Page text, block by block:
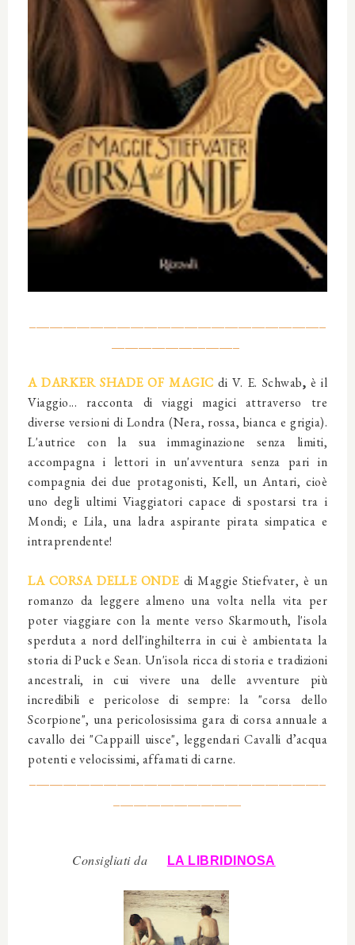
A DARKER SHADE OF MAGIC di V. E. Schwab, è il
Viaggio... racconta di viaggi magici attraverso tre
diverse versioni di Londra (Nera, rossa, bianca e grigia).
L'autrice con la sua immaginazione senza limiti,
accompagna i lettori in un'avventura senza pari in
compagnia dei due protagonisti, Kell, un Antari, cioè
uno degli ultimi Viaggiatori capace di spostarsi tra i
Mondi; e Lila, una ladra aspirante pirata simpatica e
intraprendente!
LA CORSA DELLE ONDEdi Maggie Stiefvater, è un
romanzo da leggere almeno una volta nella vita per
poter viaggiare con la mente verso Skarmouth, l'isola
sperduta a nord dell'inghilterra in cui è ambientata la
storia di Puck e Sean. Un'isola ricca di storia e tradizioni
ancestrali, in cui vivere una delle avventure più
incredibili e pericolose di sempre: la "corsa dello
Scorpione", una pericolosissima gara di corsa annuale a
cavallo dei "Cappaill uisce", leggendari Cavalli d’acqua
potenti e velocissimi, affamati di carne.
Consigliati da LA LIBRIDINOSA